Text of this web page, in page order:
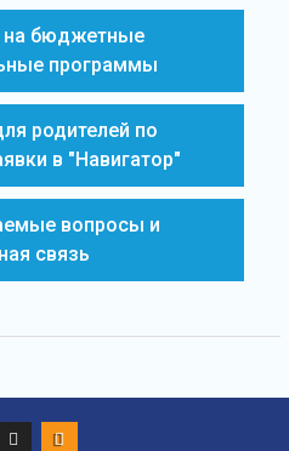
на бюджетные
программы
родителей по
в "Навигатор"
вопросы и
связь